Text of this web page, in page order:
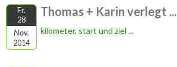
Fr.
28
Nov.
2014
Thomas + Karin verlegt ...
kilometer, start und ziel ...